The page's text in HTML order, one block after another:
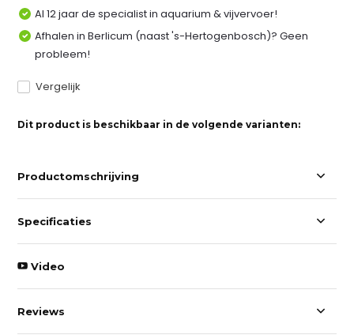
Al 12 jaar de specialist in aquarium & vijvervoer!
Afhalen in Berlicum (naast 's-Hertogenbosch)? Geen
probleem!
Vergelijk
Dit product is beschikbaar in de volgende varianten:
Productomschrijving
Specificaties
Video
Reviews